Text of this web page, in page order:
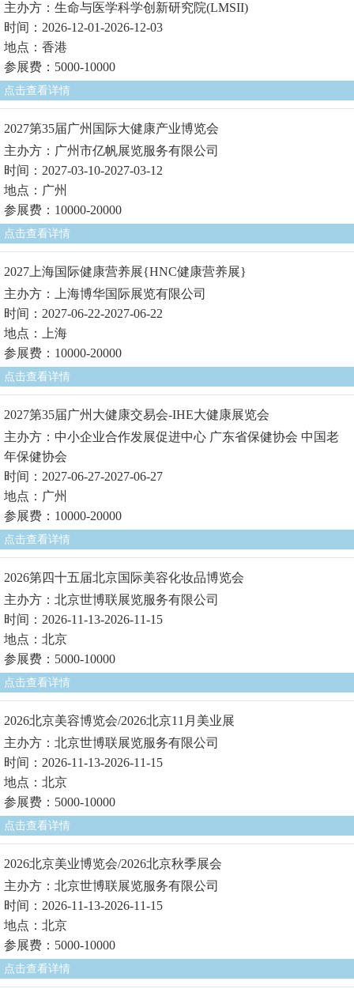
主办方：生命与医学科学创新研究院(LMSII)
时间：2026-12-01-2026-12-03
地点：香港
参展费：5000-10000
点击查看详情
2027第35届广州国际大健康产业博览会
主办方：广州市亿帆展览服务有限公司
时间：2027-03-10-2027-03-12
地点：广州
参展费：10000-20000
点击查看详情
2027上海国际健康营养展{HNC健康营养展}
主办方：上海博华国际展览有限公司
时间：2027-06-22-2027-06-22
地点：上海
参展费：10000-20000
点击查看详情
2027第35届广州大健康交易会-IHE大健康展览会
主办方：中小企业合作发展促进中心 广东省保健协会 中国老
年保健协会
时间：2027-06-27-2027-06-27
地点：广州
参展费：10000-20000
点击查看详情
2026第四十五届北京国际美容化妆品博览会
主办方：北京世博联展览服务有限公司
时间：2026-11-13-2026-11-15
地点：北京
参展费：5000-10000
点击查看详情
2026北京美容博览会/2026北京11月美业展
主办方：北京世博联展览服务有限公司
时间：2026-11-13-2026-11-15
地点：北京
参展费：5000-10000
点击查看详情
2026北京美业博览会/2026北京秋季展会
主办方：北京世博联展览服务有限公司
时间：2026-11-13-2026-11-15
地点：北京
参展费：5000-10000
点击查看详情